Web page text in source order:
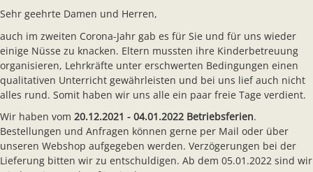
Sehr geehrte Damen und Herren,
auch im zweiten Corona-Jahr gab es für Sie und für uns wieder
einige Nüsse zu knacken. Eltern mussten ihre Kinderbetreuung
organisieren, Lehrkräfte unter erschwerten Bedingungen einen
qualitativen Unterricht gewährleisten und bei uns lief auch nicht
alles rund. Somit haben wir uns alle ein paar freie Tage verdient.
Wir haben vom 20.12.2021 - 04.01.2022 Betriebsferien.
Bestellungen und Anfragen können gerne per Mail oder über
unseren Webshop aufgegeben werden. Verzögerungen bei der
Lieferung bitten wir zu entschuldigen. Ab dem 05.01.2022 sind wir